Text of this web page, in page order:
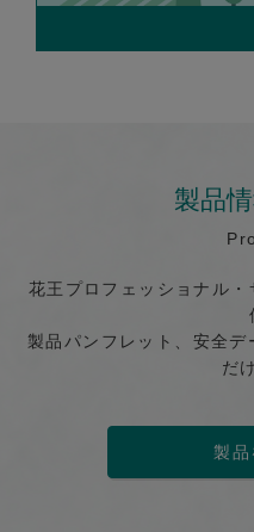
製品
花王プロフェッショナル
製品パンフレット、安全
だ
製品